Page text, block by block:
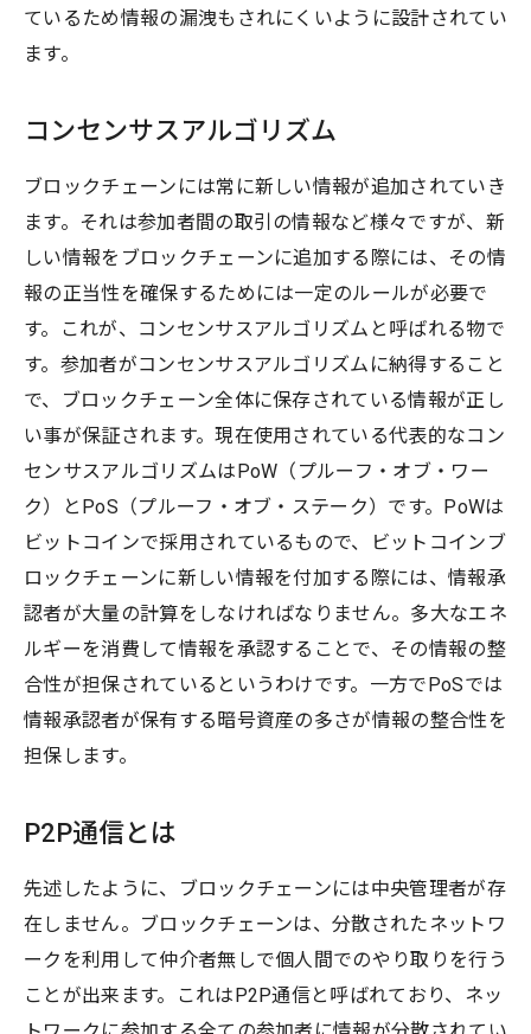
ているため情報の漏洩もされにくいように設計されてい
ます。
コンセンサスアルゴリズム
ブロックチェーンには常に新しい情報が追加されていき
ます。それは参加者間の取引の情報など様々ですが、新
しい情報をブロックチェーンに追加する際には、その情
報の正当性を確保するためには一定のルールが必要で
す。これが、コンセンサスアルゴリズムと呼ばれる物で
す。参加者がコンセンサスアルゴリズムに納得すること
で、ブロックチェーン全体に保存されている情報が正し
い事が保証されます。現在使用されている代表的なコン
センサスアルゴリズムはPoW（プルーフ・オブ・ワー
ク）とPoS（プルーフ・オブ・ステーク）です。PoWは
ビットコインで採用されているもので、ビットコインブ
ロックチェーンに新しい情報を付加する際には、情報承
認者が大量の計算をしなければなりません。多大なエネ
ルギーを消費して情報を承認することで、その情報の整
合性が担保されているというわけです。一方でPoSでは
情報承認者が保有する暗号資産の多さが情報の整合性を
担保します。
P2P通信とは
先述したように、ブロックチェーンには中央管理者が存
在しません。ブロックチェーンは、分散されたネットワ
ークを利用して仲介者無しで個人間でのやり取りを行う
ことが出来ます。これはP2P通信と呼ばれており、ネッ